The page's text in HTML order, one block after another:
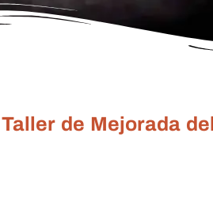
Taller de Mejorada